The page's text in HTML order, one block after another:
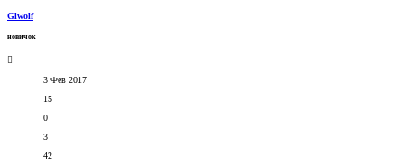
Glwolf
новичок
3 Фев 2017
15
0
3
42